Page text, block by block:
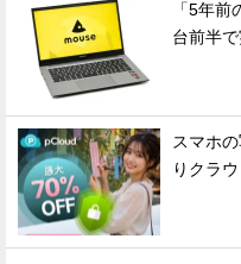
「5年
台前半
スマホ
りクラ